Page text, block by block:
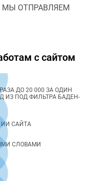
ОТПРАВЛЯЕМ
с сайтом
ДО 20 000 ЗА ОДИН
ИЗ ПОД ФИЛЬТРА БАДЕН-
ИИ САЙТА
СЛОВАМИ